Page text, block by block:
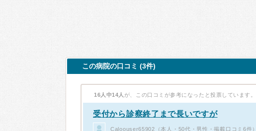
この病院の口コミ (3件)
16人中14人 が、この口コミが参考になったと投票しています。
受付から診察終了まで長いですが
Caloouser65902（本人・50代・男性・掲載口コミ6件）